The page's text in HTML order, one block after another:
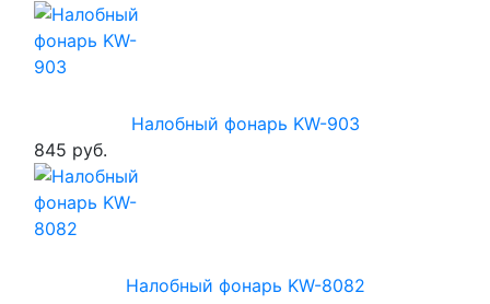
Налобный фонарь KW-903
845 руб.
Налобный фонарь KW-8082